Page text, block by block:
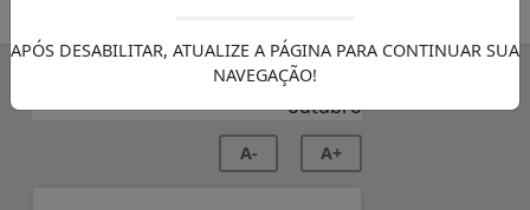
30/11/-0001 00:00
A- A+
APÓS DESABILITAR, ATUALIZE A PÁGINA PARA CONTINUAR SUA
NAVEGAÇÃO!